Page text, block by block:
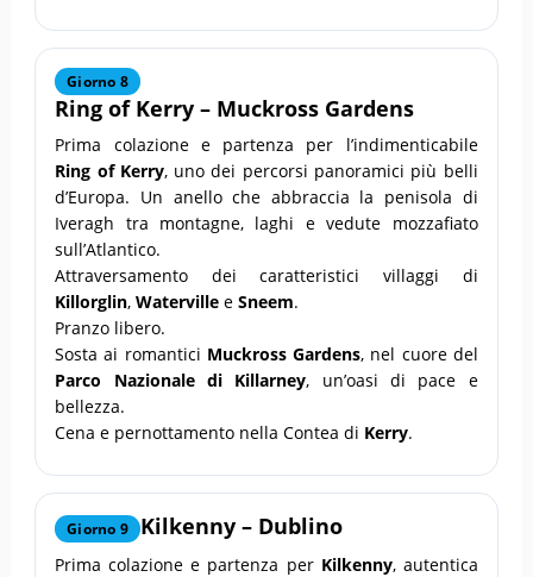
Giorno 8
Ring of Kerry – Muckross Gardens
Prima colazione e partenza per l’indimenticabile
Ring of Kerry, uno dei percorsi panoramici più belli
d’Europa. Un anello che abbraccia la penisola di
Iveragh tra montagne, laghi e vedute mozzafiato
sull’Atlantico.
Attraversamento dei caratteristici villaggi di
Killorglin,Waterville eSneem.
Pranzo libero.
Sosta ai romantici Muckross Gardens, nel cuore del
Parco Nazionale di Killarney, un’oasi di pace e
bellezza.
Cena e pernottamento nella Contea di Kerry.
Giorno 9 Kilkenny – Dublino
Prima colazione e partenza per Kilkenny, autentica